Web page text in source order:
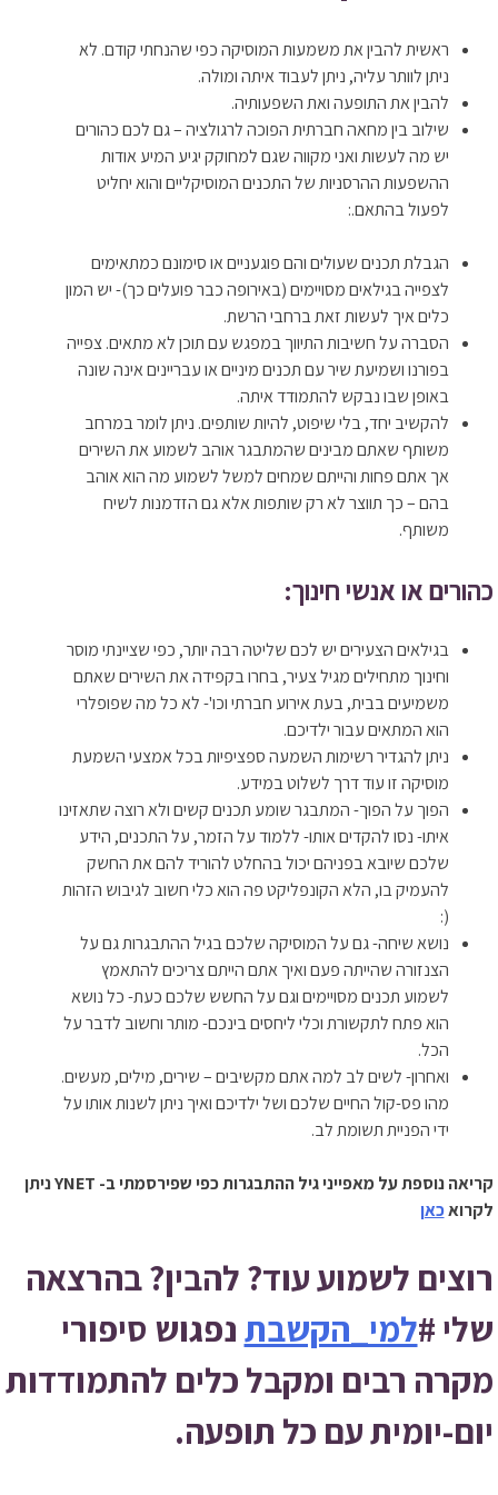
ראשית להבין את משמעות המוסיקה כפי שהנחתי קודם. לא
ניתן לוותר עליה, ניתן לעבוד איתה ומולה.
להבין את התופעה ואת השפעותיה.
שילוב בין מחאה חברתית הפוכה לרגולציה – גם לכם כהורים
יש מה לעשות ואני מקווה שגם למחוקק יגיע המיע אודות
ההשפעות ההרסניות של התכנים המוסיקליים והוא יחליט
לפעול בהתאם.:
הגבלת תכנים שעולים והם פוגעניים או סימונם כמתאימים
לצפייה בגילאים מסויימים (באירופה כבר פועלים כך)- יש המון
כלים איך לעשות זאת ברחבי הרשת.
הסברה על חשיבות התיווך במפגש עם תוכן לא מתאים. צפייה
בפורנו ושמיעת שיר עם תכנים מיניים או עבריינים אינה שונה
באופן שבו נבקש להתמודד איתה.
להקשיב יחד, בלי שיפוט, להיות שותפים. ניתן לומר במרחב
משותף שאתם מבינים שהמתבגר אוהב לשמוע את השירים
אך אתם פחות והייתם שמחים למשל לשמוע מה הוא אוהב
בהם – כך תווצר לא רק שותפות אלא גם הזדמנות לשיח
משותף.
כהורים או אנשי חינוך:
בגילאים הצעירים יש לכם שליטה רבה יותר, כפי שציינתי מוסר
וחינוך מתחילים מגיל צעיר, בחרו בקפידה את השירים שאתם
משמיעים בבית, בעת אירוע חברתי וכו'- לא כל מה שפופלרי
הוא המתאים עבור ילדיכם.
ניתן להגדיר רשימות השמעה ספציפיות בכל אמצעי השמעת
מוסיקה זו עוד דרך לשלוט במידע.
הפוך על הפוך- המתבגר שומע תכנים קשים ולא רוצה שתאזינו
איתו- נסו להקדים אותו- ללמוד על הזמר, על התכנים, הידע
שלכם שיובא בפניהם יכול בהחלט להוריד להם את החשק
להעמיק בו, הלא הקונפליקט פה הוא כלי חשוב לגיבוש הזהות
(:
נושא שיחה- גם על המוסיקה שלכם בגיל ההתבגרות גם על
הצנזורה שהייתה פעם ואיך אתם הייתם צריכים להתאמץ
לשמוע תכנים מסויימים וגם על החשש שלכם כעת- כל נושא
הוא פתח לתקשורת וכלי ליחסים בינכם- מותר וחשוב לדבר על
הכל.
ואחרון- לשים לב למה אתם מקשיבים – שירים, מילים, מעשים.
מהו פס-קול החיים שלכם ושל ילדיכם ואיך ניתן לשנות אותו על
ידי הפניית תשומת לב.
קריאה נוספת על מאפייני גיל ההתבגרות כפי שפירסמתי ב- YNET ניתן
לקרואכאן
רוצים לשמוע עוד? להבין? בהרצאה
שלי #למי_הקשבתנפגוש סיפורי
מקרה רבים ומקבל כלים להתמודדות
יום-יומית עם כל תופעה.